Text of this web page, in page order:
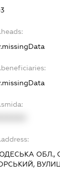
ОДЕСЬКА ОБЛ.,